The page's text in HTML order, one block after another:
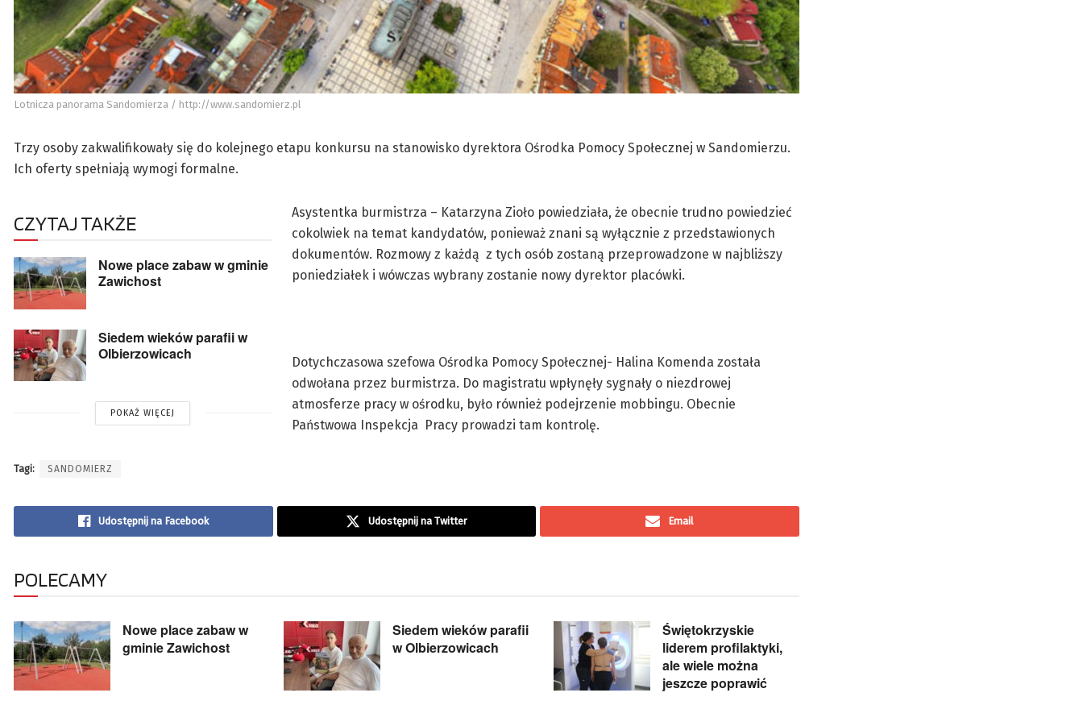
Lotnicza panorama Sandomierza / http://www.sandomierz.pl
Trzy osoby zakwalifikowały się do kolejnego etapu konkursu na stanowisko dyrektora Ośrodka Pomocy Społecznej w Sandomierzu.
Ich oferty spełniają wymogi formalne.
CZYTAJ TAKŻE
Nowe place zabaw w gminie
Zawichost
Siedem wieków parafii w
Olbierzowicach
POKAŻ WIĘCEJ
Asystentka burmistrza – Katarzyna Zioło powiedziała, że obecnie trudno powiedzieć
cokolwiek na temat kandydatów, ponieważ znani są wyłącznie z przedstawionych
dokumentów. Rozmowy z każdą z tych osób zostaną przeprowadzone w najbliższy
poniedziałek i wówczas wybrany zostanie nowy dyrektor placówki.
Dotychczasowa szefowa Ośrodka Pomocy Społecznej- Halina Komenda została
odwołana przez burmistrza. Do magistratu wpłynęły sygnały o niezdrowej
atmosferze pracy w ośrodku, było również podejrzenie mobbingu. Obecnie
Państwowa Inspekcja Pracy prowadzi tam kontrolę.
Tagi: SANDOMIERZ
Udostępnij na Facebook Udostępnij na Twitter Email
POLECAMY
Nowe place zabaw w
gminie Zawichost
Siedem wieków parafii
w Olbierzowicach
Świętokrzyskie
liderem profilaktyki,
ale wiele można
jeszcze poprawić